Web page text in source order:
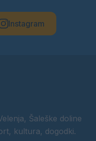
Instagram
Šaleške doline
kultura, dogodki.